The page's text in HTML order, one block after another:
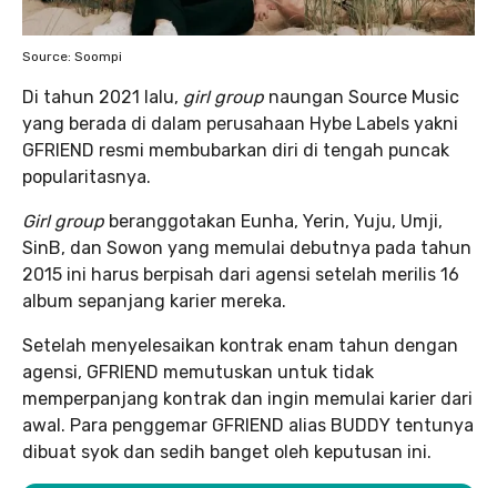
Source: Soompi
Di tahun 2021 lalu, girl group naungan Source Music
yang berada di dalam perusahaan Hybe Labels yakni
GFRIEND resmi membubarkan diri di tengah puncak
popularitasnya.
Girl group beranggotakan Eunha, Yerin, Yuju, Umji,
SinB, dan Sowon yang memulai debutnya pada tahun
2015 ini harus berpisah dari agensi setelah merilis 16
album sepanjang karier mereka.
Setelah menyelesaikan kontrak enam tahun dengan
agensi, GFRIEND memutuskan untuk tidak
memperpanjang kontrak dan ingin memulai karier dari
awal. Para penggemar GFRIEND alias BUDDY tentunya
dibuat syok dan sedih banget oleh keputusan ini.